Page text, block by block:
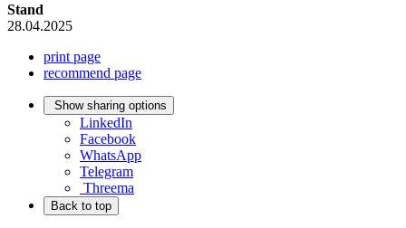
Stand
28.04.2025
print page
recommend page
Show sharing options
LinkedIn
Facebook
WhatsApp
Telegram
Threema
Back to top